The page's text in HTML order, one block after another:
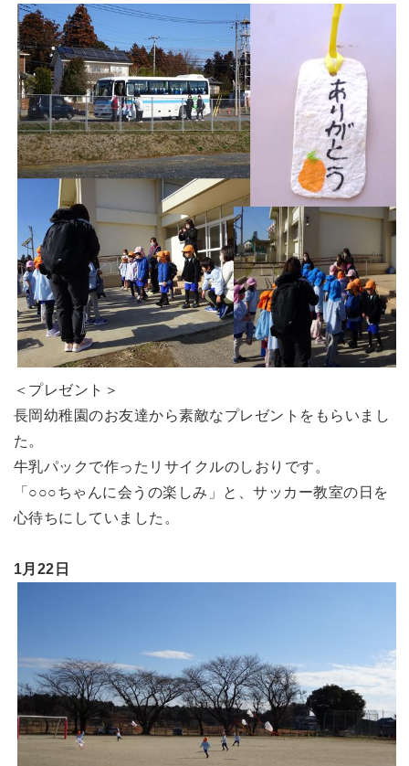
＜プレゼント＞
長岡幼稚園のお友達から素敵なプレゼントをもらいまし
た。
牛乳パックで作ったリサイクルのしおりです。
「○○○ちゃんに会うの楽しみ」と、サッカー教室の日を
心待ちにしていました。
1月22日